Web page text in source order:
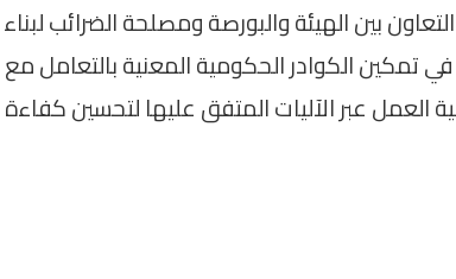
بين الهيئة والبورصة ومصلحة الضرائب لبناء
تمكين الكوادر الحكومية المعنية بالتعامل مع
العمل عبر الآليات المتفق عليها لتحسين كفاءة